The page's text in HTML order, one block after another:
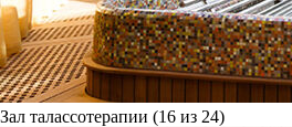
Зал талассотерапии (16 из 24)